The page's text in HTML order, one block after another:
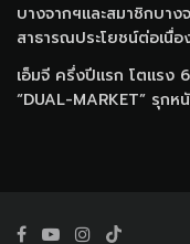
บางจากฯและสมาชิกบา
สาธารณประโยชน์ต่อเนื่
เอ็มจี ครึ่งปีแรก โตแรง
“DUAL-MARKET” รุก